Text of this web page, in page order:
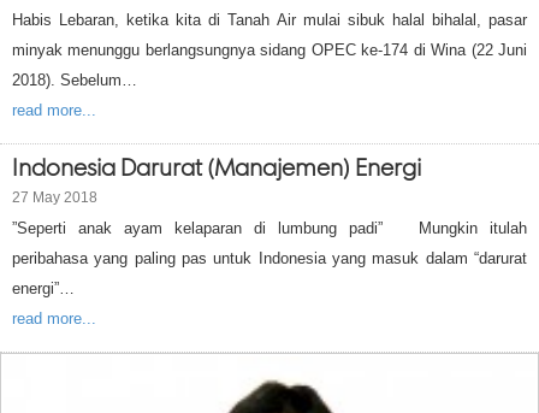
Habis Lebaran, ketika kita di Tanah Air mulai sibuk halal bihalal, pasar
minyak menunggu berlangsungnya sidang OPEC ke-174 di Wina (22 Juni
2018). Sebelum…
read more...
Indonesia Darurat (Manajemen) Energi
27 May 2018
”Seperti anak ayam kelaparan di lumbung padi” Mungkin itulah
peribahasa yang paling pas untuk Indonesia yang masuk dalam “darurat
energi”…
read more...